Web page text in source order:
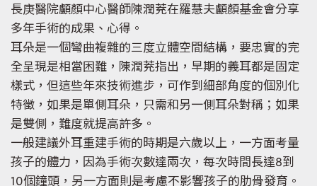
長庚醫院顱顏中心醫師陳潤茺在羅慧夫顱顏基金會分享
多年手術的成果、心得。
耳朵是一個彎曲複雜的三度立體空間結構，要忠實的完
全呈現是相當困難，陳潤茺指出，早期的義耳都是固定
樣式，但這些年來技術進步，可作到細部角度的個別化
特徵，如果是單側耳朵，只需和另一側耳朵對稱；如果
是雙側，難度就提高許多。
一般建議外耳重建手術的時期是六歲以上，一方面考量
孩子的體力，因為手術次數達兩次，每次時間長達8到
10個鐘頭，另一方面則是考慮不影響孩子的肋骨發育。